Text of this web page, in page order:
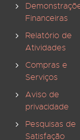
Financeiras
Relatório de
Atividades
Compras e
Serviços
Aviso de
privacidade
Pesquisas de
Satisfação